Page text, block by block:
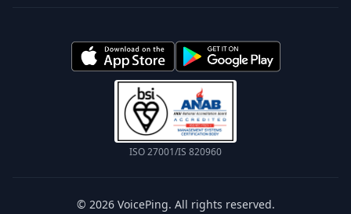
ISO 27001/IS 820960
© 2026 VoicePing. All rights reserved.